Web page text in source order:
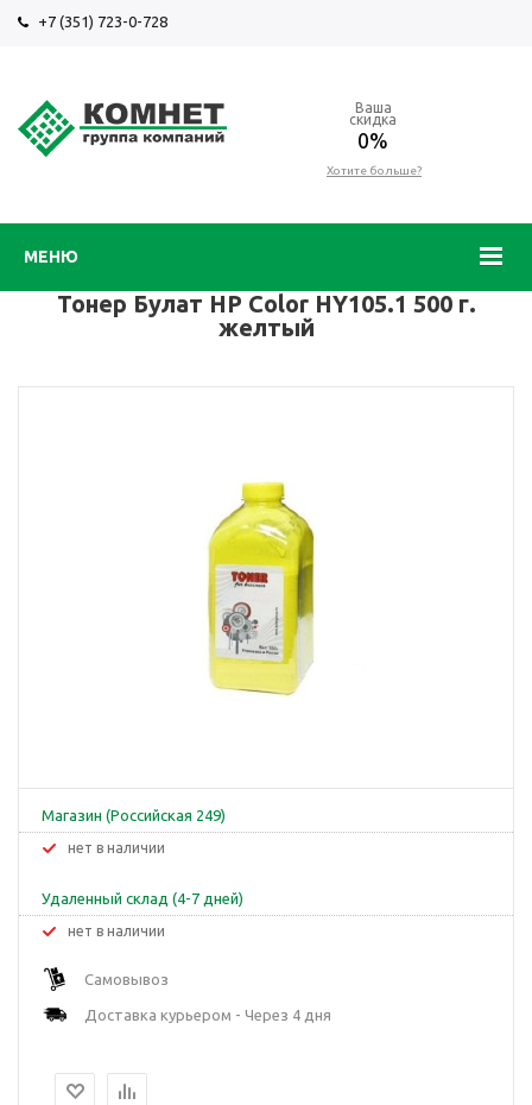
+7 (351) 723-0-728
МЕНЮ
Ваша
скидка
0%
Хотите больше?
Тонер Булат HP Color HY105.1 500 г.
желтый
Магазин (Российская 249)
Нет в наличии
Удаленный склад (4-7 дней)
Нет в наличии
Самовывоз
Доставка курьером - Через 4 дня